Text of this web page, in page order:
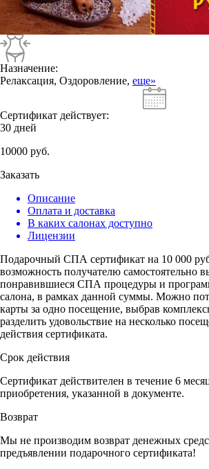
Назначение:
Релаксация, Оздоровление, еще»
Сертификат действует:
30 дней
10000 руб.
Заказать
Описание
Оплата и доставка
В каких салонах доступно
Лицензии
Подарочный СПА сертификат на 10 000
возможность получателю самостоятельно
понравившиеся СПА процедуры и
салона, в рамках данной суммы. Можно
карты за одно посещение, выбрав
разделить удовольствие на несколько
действия сертификата.
Срок действия
Сертификат действителен в течение 6
приобретения, указанной в документе.
Возврат
Мы не производим возврат денежных
предъявлении подарочного сертификата!